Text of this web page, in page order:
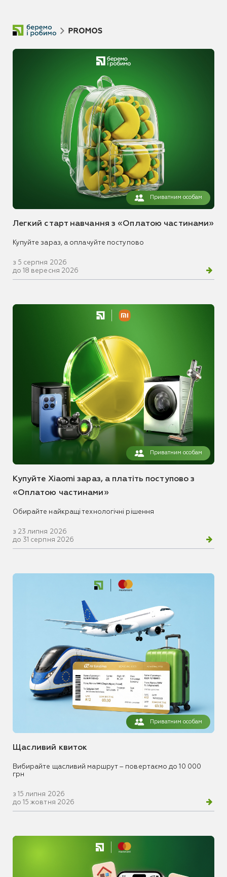
Приватним особам
Легкий старт навчання з «Оплатою частинами»
Купуйте зараз, а оплачуйте поступово
з 5 серпня 2026
до 18 вересня 2026
Приватним особам
Купуйте Xiaomi зараз, а платіть поступово з
«Оплатою частинами»
Обирайте найкращі технологічні рішення
з 23 липня 2026
до 31 серпня 2026
Приватним особам
Щасливий квиток
Вибирайте щасливий маршрут – повертаємо до 10 000
грн
з 15 липня 2026
до 15 жовтня 2026